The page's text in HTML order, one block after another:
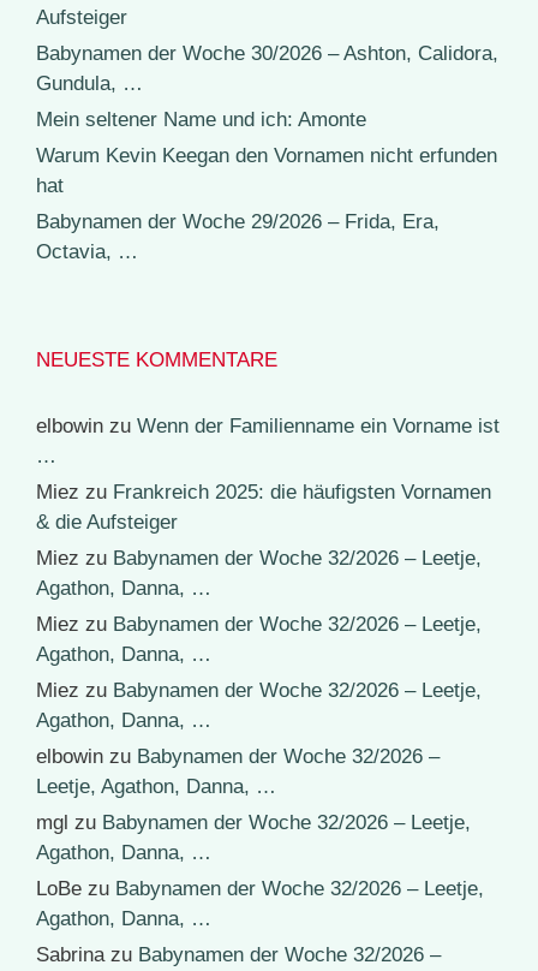
Aufsteiger
Babynamen der Woche 30/2026 – Ashton, Calidora,
Gundula, …
Mein seltener Name und ich: Amonte
Warum Kevin Keegan den Vornamen nicht erfunden
hat
Babynamen der Woche 29/2026 – Frida, Era,
Octavia, …
NEUESTE KOMMENTARE
elbowin zu Wenn der Familienname ein Vorname ist
…
Miez zu Frankreich 2025: die häufigsten Vornamen
& die Aufsteiger
Miez zu Babynamen der Woche 32/2026 – Leetje,
Agathon, Danna, …
Miez zu Babynamen der Woche 32/2026 – Leetje,
Agathon, Danna, …
Miez zu Babynamen der Woche 32/2026 – Leetje,
Agathon, Danna, …
elbowin zu Babynamen der Woche 32/2026 –
Leetje, Agathon, Danna, …
mgl zu Babynamen der Woche 32/2026 – Leetje,
Agathon, Danna, …
LoBe zu Babynamen der Woche 32/2026 – Leetje,
Agathon, Danna, …
Sabrina zu Babynamen der Woche 32/2026 –